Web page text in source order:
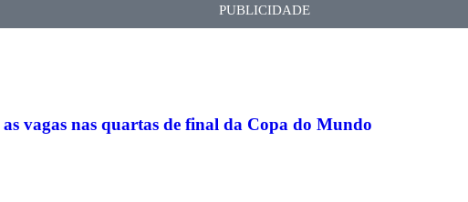
PUBLICIDADE
vagas nas quartas de final da Copa do Mundo